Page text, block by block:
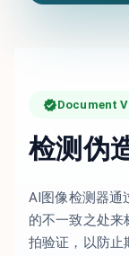
Document
检测伪
AI图像检测器通
的不一致之处来
拍验证，以防止